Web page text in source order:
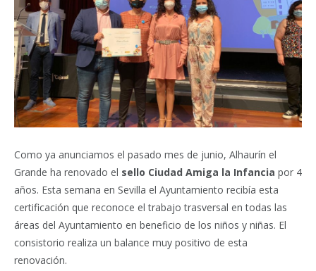
Como ya anunciamos el pasado mes de junio, Alhaurín el
Grande ha renovado el sello Ciudad Amiga la Infancia por 4
años. Esta semana en Sevilla el Ayuntamiento recibía esta
certificación que reconoce el trabajo trasversal en todas las
áreas del Ayuntamiento en beneficio de los niños y niñas. El
consistorio realiza un balance muy positivo de esta
renovación.